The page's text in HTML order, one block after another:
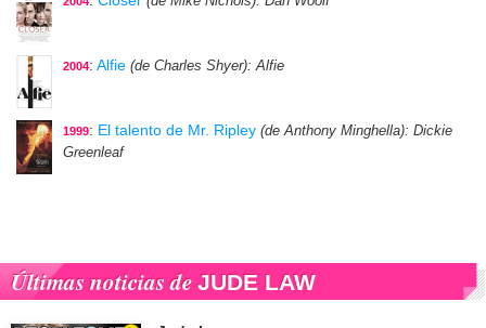
2004: Alfie (de Charles Shyer): Alfie
1999: El talento de Mr. Ripley (de Anthony Minghella): Dickie
Greenleaf
Últimas noticias de JUDE LAW